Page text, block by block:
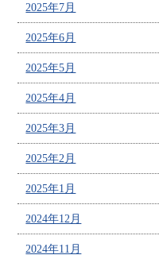
2025年7月
2025年6月
2025年5月
2025年4月
2025年3月
2025年2月
2025年1月
2024年12月
2024年11月